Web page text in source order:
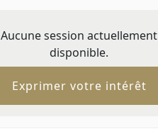
Aucune session actuellement
disponible.
Exprimer votre intérêt